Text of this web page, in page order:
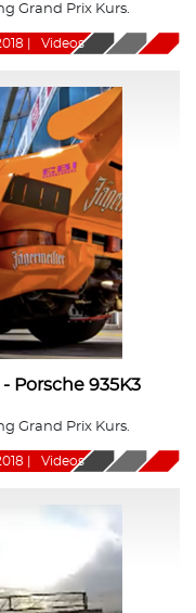
Grand Prix Kurs.
Videos
Porsche 935K3
Grand Prix Kurs.
Videos